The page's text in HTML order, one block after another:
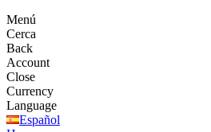
Menú
Cerca
Back
Account
Close
Currency
Language
Español